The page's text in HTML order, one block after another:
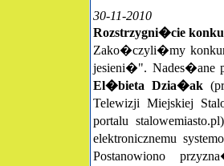
30-11-2010
Rozstrzygni�cie
Zako�czyli�my
jesieni�". Nades�ane
El�bieta Dzia�ak
Telewizji Miejskiej
portalu
elektronicznemu
Postanowiono